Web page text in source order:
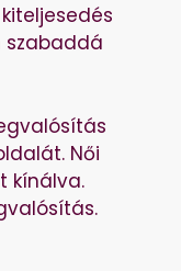
szabaddá
Női
kínálva.